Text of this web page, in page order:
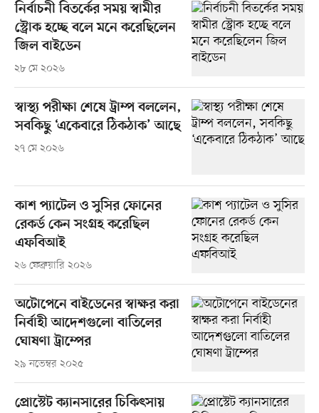
নির্বাচনী বিতর্কের সময় স্বামীর
স্ট্রোক হচ্ছে বলে মনে করেছিলেন
জিল বাইডেন
২৮ মে ২০২৬
স্বাস্থ্য পরীক্ষা শেষে ট্রাম্প বললেন,
সবকিছু ‘একেবারে ঠিকঠাক’ আছে
২৭ মে ২০২৬
কাশ প্যাটেল ও সুসির ফোনের
রেকর্ড কেন সংগ্রহ করেছিল
এফবিআই
২৬ ফেব্রুয়ারি ২০২৬
অটোপেনে বাইডেনের স্বাক্ষর করা
নির্বাহী আদেশগুলো বাতিলের
ঘোষণা ট্রাম্পের
২৯ নভেম্বর ২০২৫
প্রোস্টেট ক্যানসারের চিকিৎসায়